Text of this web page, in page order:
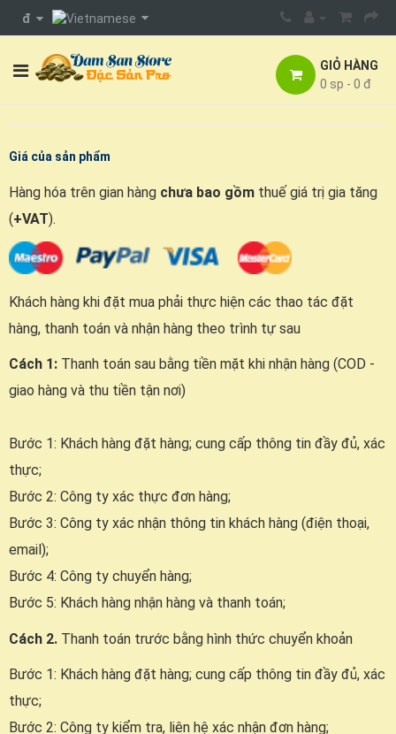
đ
GIỎ HÀNG
0 sp - 0 đ
Giá của sản phẩm
Hàng hóa trên gian hàng chưa bao gồm thuế giá trị gia tăng
(+VAT).
Khách hàng khi đặt mua phải thực hiện các thao tác đặt
hàng, thanh toán và nhận hàng theo trình tự sau
Cách 1: Thanh toán sau bằng tiền mặt khi nhận hàng (COD -
giao hàng và thu tiền tận nơi)
Bước 1: Khách hàng đặt hàng; cung cấp thông tin đầy đủ, xác
thực;
Bước 2: Công ty xác thực đơn hàng;
Bước 3: Công ty xác nhận thông tin khách hàng (điện thoại,
email);
Bước 4: Công ty chuyển hàng;
Bước 5: Khách hàng nhận hàng và thanh toán;
Cách 2. Thanh toán trước bằng hình thức chuyển khoản
Bước 1: Khách hàng đặt hàng; cung cấp thông tin đầy đủ, xác
thực;
Bước 2: Công ty kiểm tra, liên hệ xác nhận đơn hàng;